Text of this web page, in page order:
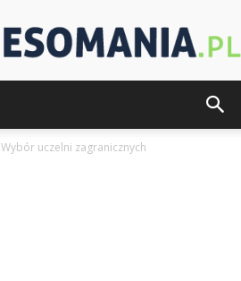
Wybór uczelni zagranicznych